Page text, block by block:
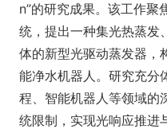
n”的研究成果。该工作聚
统，提出一种集光热蒸发
体的新型光驱动蒸发器，
能净水机器人。研究充分
程、智能机器人等领域的
统限制，实现光响应推进